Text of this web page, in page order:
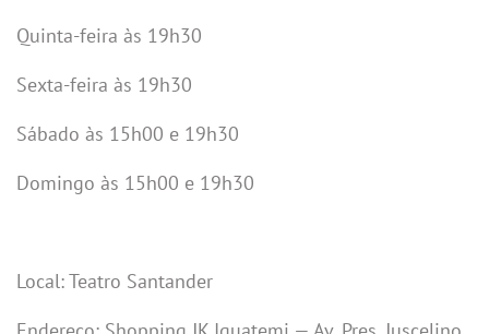
Quinta-feira às 19h30
Sexta-feira às 19h30
Sábado às 15h00 e 19h30
Domingo às 15h00 e 19h30
Local: Teatro Santander